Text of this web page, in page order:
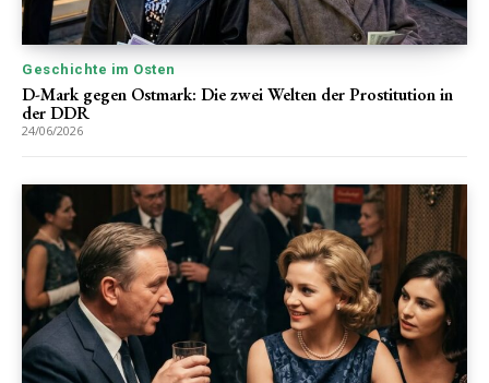
Geschichte im Osten
D-Mark gegen Ostmark: Die zwei Welten der Prostitution in
der DDR
24/06/2026